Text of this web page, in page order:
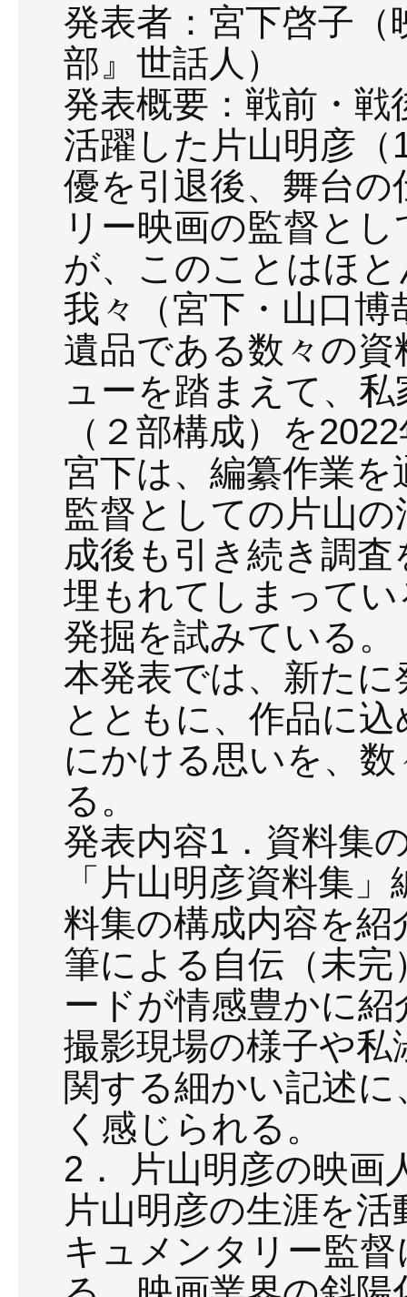
発表者：宮下啓子（
部』世話人）
発表概要：戦前・
活躍した片山明彦（
優を引退後、舞台
リー映画の監督と
が、このことはほ
我々（宮下・山口博
遺品である数々の
ューを踏まえて、
（２部構成）を
宮下は、編纂作業
監督としての片山
成後も引き続き調
埋もれてしまって
発掘を試みている。
本発表では、新た
とともに、作品に
にかける思いを、
る。
発表内容1．資料集
「片山明彦資料集
料集の構成内容を
筆による自伝（未
ードが情感豊かに
撮影現場の様子や
関する細かい記述
く感じられる。
2． 片山明彦の映画
片山明彦の生涯を
キュメンタリー監